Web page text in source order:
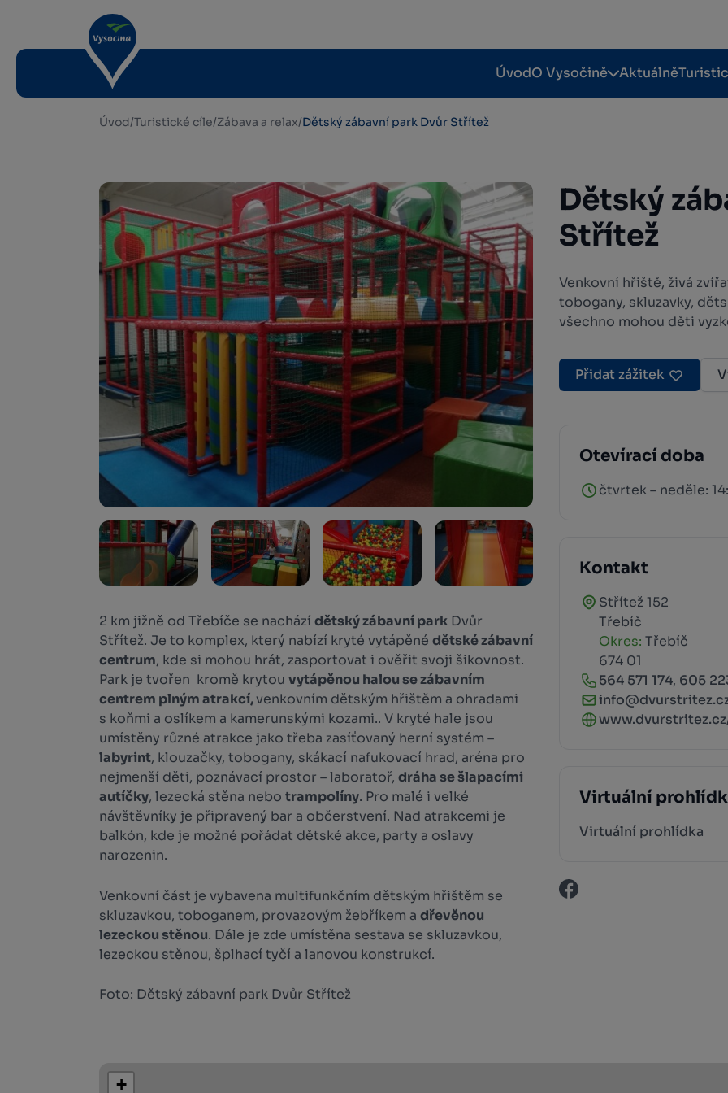
ÚvodO Vysočině Aktuálně
Úvod/Turistické cíle/Zábava a relax/Dětský zábavní park Dvůr Střítež
Dětský
Střítež
Venkovní hřiště, živá
tobogany, skluzavky,
všechno mohou děti
Přidat zážitek
Otevírací doba
čtvrtek – neděle:
Kontakt
Střítež 152
Třebíč
Okres: Třebíč
674 01
564 571 174, 605
Virtuální
Virtuální prohlídka
2 km jižně od Třebíče se nachází dětský zábavní park Dvůr
Střítež. Je to komplex, který nabízí kryté vytápěné dětské zábavní
centrum, kde si mohou hrát, zasportovat i ověřit svoji šikovnost.
Park je tvořen kromě krytou vytápěnou halou se zábavním
centrem plným atrakcí,venkovním dětským hřištěm a ohradami
s koňmi a oslíkem a kamerunskými kozami.. V kryté hale jsou
umístěny různé atrakce jako třeba zasíťovaný herní systém –
labyrint, klouzačky, tobogany, skákací nafukovací hrad, aréna pro
nejmenší děti, poznávací prostor – laboratoř, dráha se šlapacími
autíčky, lezecká stěna nebo trampolíny. Pro malé i velké
návštěvníky je připravený bar a občerstvení. Nad atrakcemi je
balkón, kde je možné pořádat dětské akce, party a oslavy
narozenin.
Venkovní část je vybavena multifunkčním dětským hřištěm se
skluzavkou, toboganem, provazovým žebříkem a dřevěnou
lezeckou stěnou. Dále je zde umístěna sestava se skluzavkou,
lezeckou stěnou, šplhací tyčí a lanovou konstrukcí.
Foto: Dětský zábavní park Dvůr Střítež
+